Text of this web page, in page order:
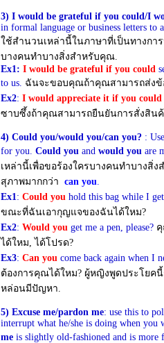
3) I would be grateful if you could/I
in formal language or business letters to
ใช้สํานวนเหล่านี้ในภาษาที่เป็นทางกา
บางคนทําบางสิ่งสําหรับคุณ.
Ex1: I would be grateful if you could
to us. ฉันจะขอบคุณถ้าคุณสามารถส่งข้
Ex2: I would appreciate it if you could
ซาบซึ้งถ้าคุณสามารถยืนยันการสั่งสิน
4) Could you/would you/can you? :
for you. Could you and would you are
เหล่านี้เพื่อขอร้องใครบางคนทําบางสิ่
สุภาพมากกว่า can you.
Ex1: Could you hold this bag while I
ขณะที่ฉันเอากุญแจของฉันได้ใหม?
Ex2: Would you get me a pen, please?
ได้ใหม, ได้โปรด?
Ex3: Can you come back again when I
ต้องการคุณได้ใหม? ผู้หญิงพูดประโยค
หล่อนมีปัญหา.
5) Excuse me/pardon me: use this to
interrupt what he/she is doing when you
me is slightly old-fashioned and is more